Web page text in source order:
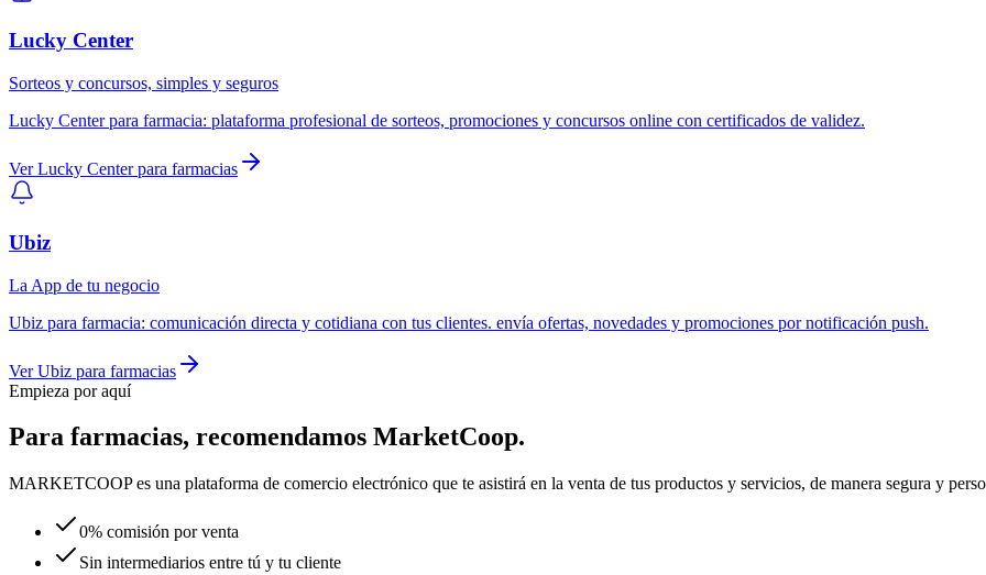
Lucky Center
Sorteos y concursos, simples y seguros
Lucky Centerpara farmacia: plataforma profesional de sorteos, promociones y concursos online con certificados de validez.
VerLucky Centerpara farmacias
Ubiz
La App de tu negocio
Ubiz para farmacia: comunicación directa y cotidiana con tus clientes. envía ofertas, novedades y promociones por notificación push.
VerUbiz para farmacias
Empieza por aquí
Para farmacias, recomendamos MarketCoop.
MARKETCOOP es una plataforma de comercio electrónico que te asistirá en la venta de tus productos y servicios, de manera segura y
0% comisión por venta
Sin intermediarios entre tú y tu cliente